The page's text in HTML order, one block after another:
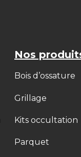
Nos
Bois d’ossature
Grillage
Kits occultation
Parquet